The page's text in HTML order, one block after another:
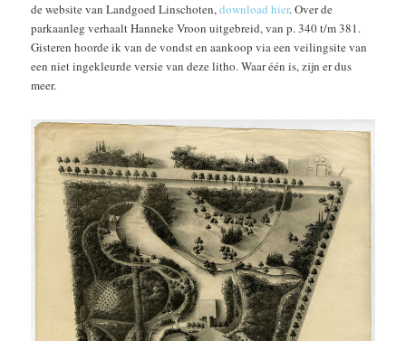
de website van Landgoed Linschoten,download hier. Over de
parkaanleg verhaalt Hanneke Vroon uitgebreid, van p. 340 t/m 381.
Gisteren hoorde ik van de vondst en aankoop via een veilingsite van
een niet ingekleurde versie van deze litho. Waar één is, zijn er dus
meer.